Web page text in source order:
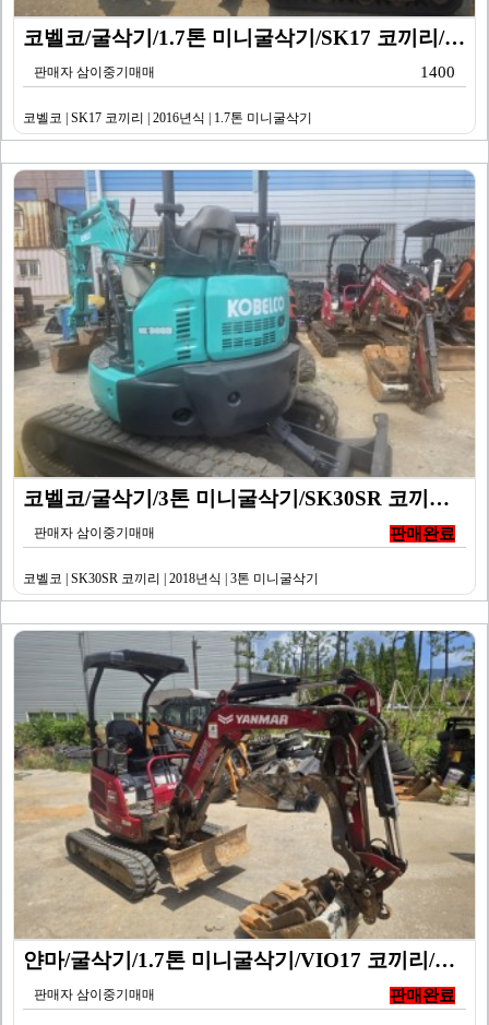
코벨코/굴삭기/1.7톤 미니굴삭기/SK17 코끼리/20…
판매자 삼이중기매매 1400
코벨코 | SK17 코끼리 | 2016년식 | 1.7톤 미니굴삭기
코벨코/굴삭기/3톤 미니굴삭기/SK30SR 코끼리/20…
판매자 삼이중기매매 판매완료
코벨코 | SK30SR 코끼리 | 2018년식 | 3톤 미니굴삭기
얀마/굴삭기/1.7톤 미니굴삭기/VIO17 코끼리/20…
판매자 삼이중기매매 판매완료